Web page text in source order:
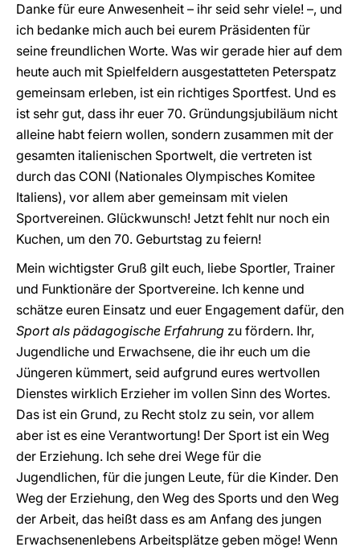
Danke für eure Anwesenheit – ihr seid sehr viele! –, und
ich bedanke mich auch bei eurem Präsidenten für
seine freundlichen Worte. Was wir gerade hier auf dem
heute auch mit Spielfeldern ausgestatteten Peterspatz
gemeinsam erleben, ist ein richtiges Sportfest. Und es
ist sehr gut, dass ihr euer 70. Gründungsjubiläum nicht
alleine habt feiern wollen, sondern zusammen mit der
gesamten italienischen Sportwelt, die vertreten ist
durch das CONI (Nationales Olympisches Komitee
Italiens), vor allem aber gemeinsam mit vielen
Sportvereinen. Glückwunsch! Jetzt fehlt nur noch ein
Kuchen, um den 70. Geburtstag zu feiern!
Mein wichtigster Gruß gilt euch, liebe Sportler, Trainer
und Funktionäre der Sportvereine. Ich kenne und
schätze euren Einsatz und euer Engagement dafür, den
Sport als pädagogische Erfahrung zu fördern. Ihr,
Jugendliche und Erwachsene, die ihr euch um die
Jüngeren kümmert, seid aufgrund eures wertvollen
Dienstes wirklich Erzieher im vollen Sinn des Wortes.
Das ist ein Grund, zu Recht stolz zu sein, vor allem
aber ist es eine Verantwortung! Der Sport ist ein Weg
der Erziehung. Ich sehe drei Wege für die
Jugendlichen, für die jungen Leute, für die Kinder. Den
Weg der Erziehung, den Weg des Sports und den Weg
der Arbeit, das heißt dass es am Anfang des jungen
Erwachsenenlebens Arbeitsplätze geben möge! Wenn